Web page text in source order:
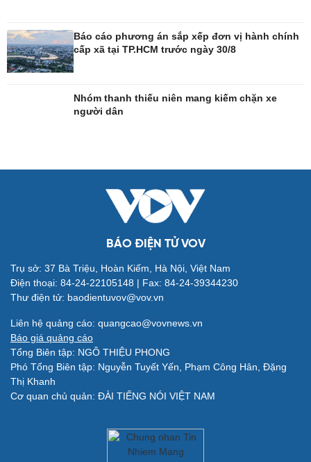
Quân sự - Quốc phòng
Vũ khí
Việt Nam
Phân tích
Báo cáo phương án sắp xếp đơn vị hành chính
cấp xã tại TP.HCM trước ngày 30/8
Nhóm thanh thiếu niên mang kiếm chặn xe
người dân
BÁO ĐIỆN TỬ VOV
Trụ sở: 37 Bà Triệu, Hoàn Kiếm, Hà Nội, Việt Nam
Điện thoại: 84-24-22105148 | Fax: 84-24-39344230
Thư điện tử: baodientuvov@vov.vn
Liên hệ quảng cáo: quangcao@vovnews.vn
Báo giá quảng cáo
Tổng Biên tập: NGÔ THIỆU PHONG
Phó Tổng Biên tập: Nguyễn Tuyết Yến, Phạm Công Hân, Đặng
Thị Khanh
Cơ quan chủ quản: ĐÀI TIẾNG NÓI VIỆT NAM